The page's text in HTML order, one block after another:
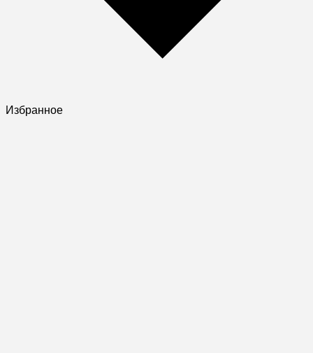
Избранное